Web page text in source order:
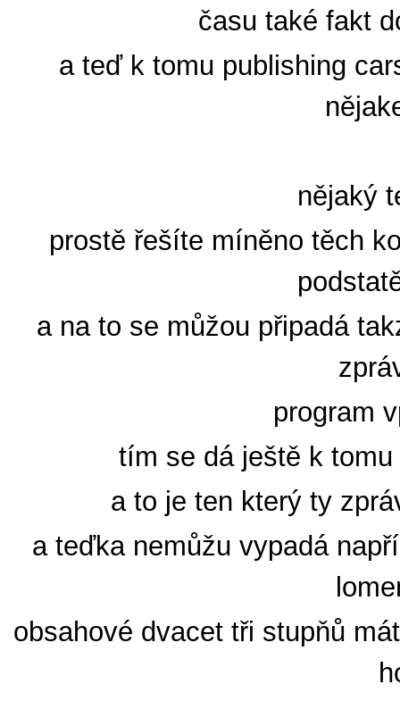
času také fakt
a teď k tomu publishing
nějaký
prostě řešíte míněno těch
a na to se můžou připadá
program
tím se dá ještě k
a to je ten který ty
a teďka nemůžu vypadá
obsahové dvacet tři stupňů